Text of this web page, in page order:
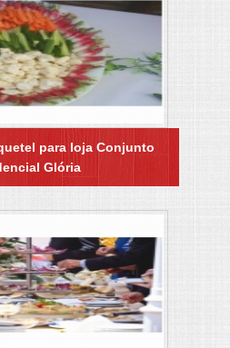
para loja Conjunto
Glória